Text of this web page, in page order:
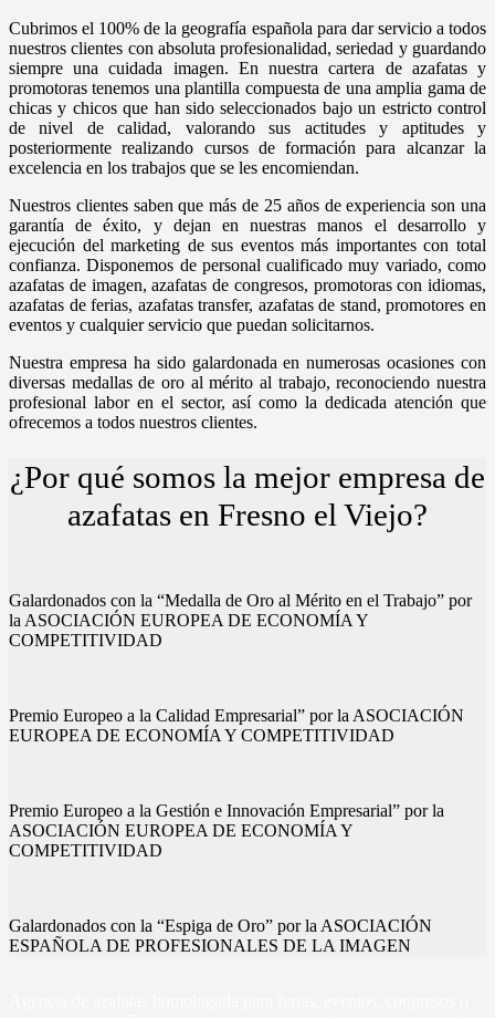
Cubrimos el 100% de la geografía española para dar servicio a todos
nuestros clientes con absoluta profesionalidad, seriedad y guardando
siempre una cuidada imagen. En nuestra cartera de azafatas y
promotoras tenemos una plantilla compuesta de una amplia gama de
chicas y chicos que han sido seleccionados bajo un estricto control
de nivel de calidad, valorando sus actitudes y aptitudes y
posteriormente realizando cursos de formación para alcanzar la
excelencia en los trabajos que se les encomiendan.
Nuestros clientes saben que más de 25 años de experiencia son una
garantía de éxito, y dejan en nuestras manos el desarrollo y
ejecución del marketing de sus eventos más importantes con total
confianza. Disponemos de personal cualificado muy variado, como
azafatas de imagen, azafatas de congresos, promotoras con idiomas,
azafatas de ferias, azafatas transfer, azafatas de stand, promotores en
eventos y cualquier servicio que puedan solicitarnos.
Nuestra empresa ha sido galardonada en numerosas ocasiones con
diversas medallas de oro al mérito al trabajo, reconociendo nuestra
profesional labor en el sector, así como la dedicada atención que
ofrecemos a todos nuestros clientes.
¿Por qué somos la mejor empresa de
azafatas en Fresno el Viejo?
Galardonados con la “Medalla de Oro al Mérito en el Trabajo” por
la ASOCIACIÓN EUROPEA DE ECONOMÍA Y
COMPETITIVIDAD
Premio Europeo a la Calidad Empresarial” por la ASOCIACIÓN
EUROPEA DE ECONOMÍA Y COMPETITIVIDAD
Premio Europeo a la Gestión e Innovación Empresarial” por la
ASOCIACIÓN EUROPEA DE ECONOMÍA Y
COMPETITIVIDAD
Galardonados con la “Espiga de Oro” por la ASOCIACIÓN
ESPAÑOLA DE PROFESIONALES DE LA IMAGEN